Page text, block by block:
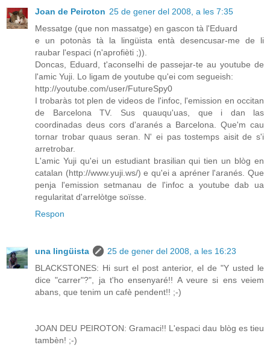
Joan de Peiroton 25 de gener del 2008, a les 7:35
Messatge (que non massatge) en gascon tà l'Eduard
e un potonàs tà la lingüista entà desencusar-me de li
raubar l'espaci (n'aprofièti ;)).
Doncas, Eduard, t'aconselhi de passejar-te au youtube de
l'amic Yuji. Lo ligam de youtube qu'ei com segueish:
http://youtube.com/user/FutureSpy0
I trobaràs tot plen de videos de l'infoc, l'emission en occitan
de Barcelona TV. Sus quauqu'uas, que i dan las
coordinadas deus cors d'aranés a Barcelona. Que'm cau
tornar trobar quaus seran. N' ei pas tostemps aisit de s'i
arretrobar.
L'amic Yuji qu'ei un estudiant brasilian qui tien un blòg en
catalan (http://www.yuji.ws/) e qu'ei a apréner l'aranés. Que
penja l'emission setmanau de l'infoc a youtube dab ua
regularitat d'arrelòtge soïsse.
Respon
una lingüista
25 de gener del 2008, a les 16:23
BLACKSTONES: Hi surt el post anterior, el de "Y usted le
dice "carrer"?", ja t'ho ensenyaré!! A veure si ens veiem
abans, que tenim un cafè pendent!! ;-)
JOAN DEU PEIROTON: Gramaci!! L'espaci dau blòg es tieu
tambèn! ;-)